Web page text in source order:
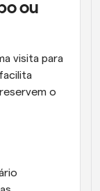
ou
visita para
o